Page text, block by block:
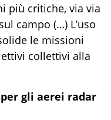
più critiche, via via
campo (…) L’uso
le missioni
collettivi alla
gli aerei radar